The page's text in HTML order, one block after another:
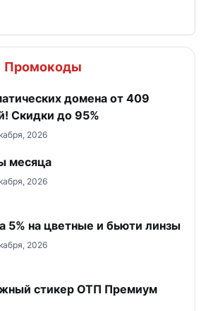
Промокоды
домена от 409
Скидки до 95%
2026
месяца
2026
5% на цветные и бьюти линзы
2026
стикер ОТП Премиум